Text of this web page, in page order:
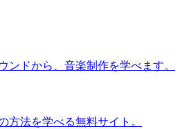
ドから、音楽制作を学べます。
方法を学べる無料サイト。